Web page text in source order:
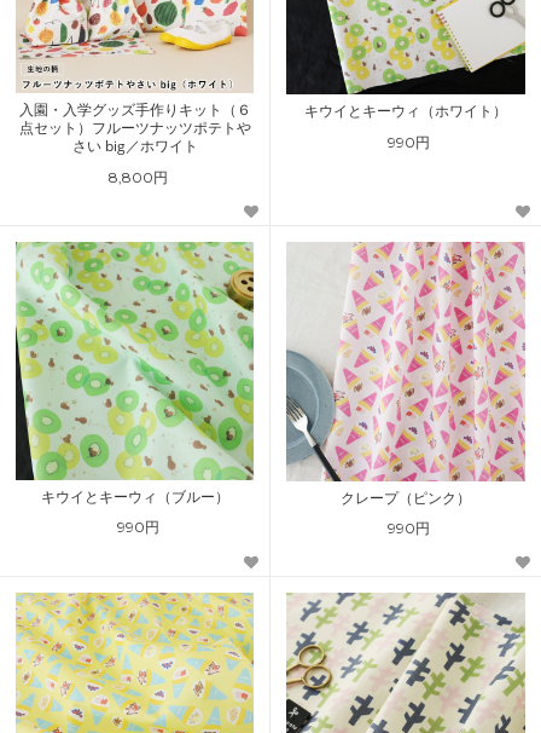
入園・入学グッズ手作りキット（６
点セット）フルーツナッツポテトや
さい big／ホワイト
8,800円
キウイとキーウィ（ホワイト）
990円
キウイとキーウィ（ブルー）
990円
クレープ（ピンク）
990円